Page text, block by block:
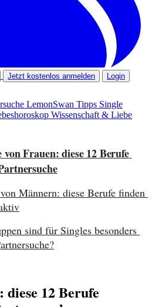
Jetzt kostenlos anmelden Login
LemonSwan Tipps Single
Wissenschaft & Liebe
Frauen: diese 12 Berufe
Männern: diese Berufe finden
sind für Singles besonders
12 Berufe